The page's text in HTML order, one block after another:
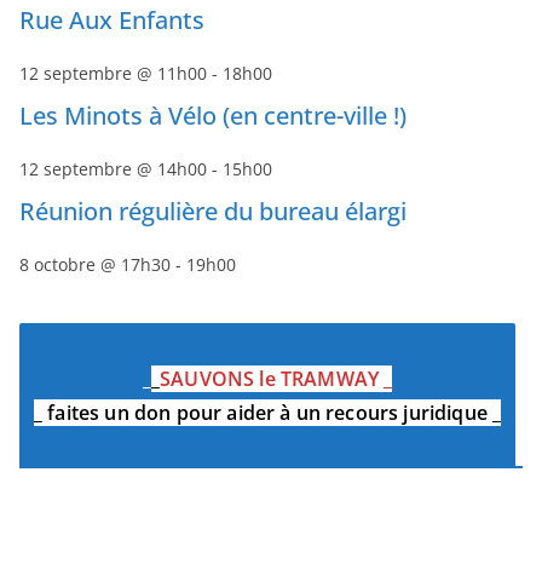
Rue Aux Enfants
12 septembre @ 11h00 - 18h00
Les Minots à Vélo (en centre-ville !)
12 septembre @ 14h00 - 15h00
Réunion régulière du bureau élargi
8 octobre @ 17h30 - 19h00
_SAUVONS le TRAMWAY_
_faites un don pour aider à un recours juridique_